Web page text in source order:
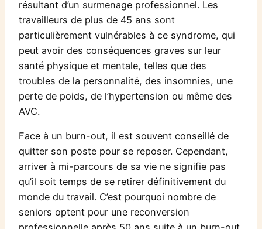
résultant d’un surmenage professionnel. Les
travailleurs de plus de 45 ans sont
particulièrement vulnérables à ce syndrome, qui
peut avoir des conséquences graves sur leur
santé physique et mentale, telles que des
troubles de la personnalité, des insomnies, une
perte de poids, de l’hypertension ou même des
AVC.
Face à un burn-out, il est souvent conseillé de
quitter son poste pour se reposer. Cependant,
arriver à mi-parcours de sa vie ne signifie pas
qu’il soit temps de se retirer définitivement du
monde du travail. C’est pourquoi nombre de
seniors optent pour une reconversion